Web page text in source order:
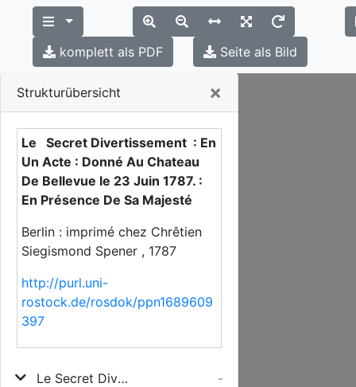
Strukturübersicht ×
Le Secret Divertissement : En
Un Acte : Donné Au Chateau
De Bellevue le 23 Juin 1787. :
En Présence De Sa Majesté
Berlin : imprimé chez Chrêtien
Siegismond Spener , 1787
http://purl.uni-
rostock.de/rosdok/ppn1689609
397
Le Secret Divertissement
-
komplett als PDF Seite als Bild